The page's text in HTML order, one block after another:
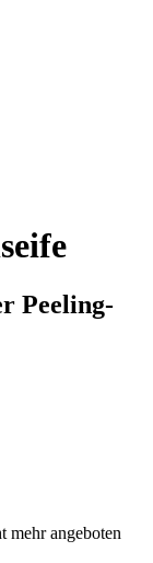
Peeling-
mehr angeboten